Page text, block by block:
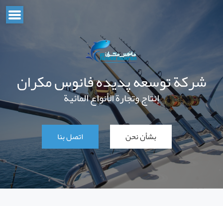
شركة توسعه پدیده فانوس مکران
إنتاج وتجارة الأنواع المائية
اتصل بنا بشأن نحن